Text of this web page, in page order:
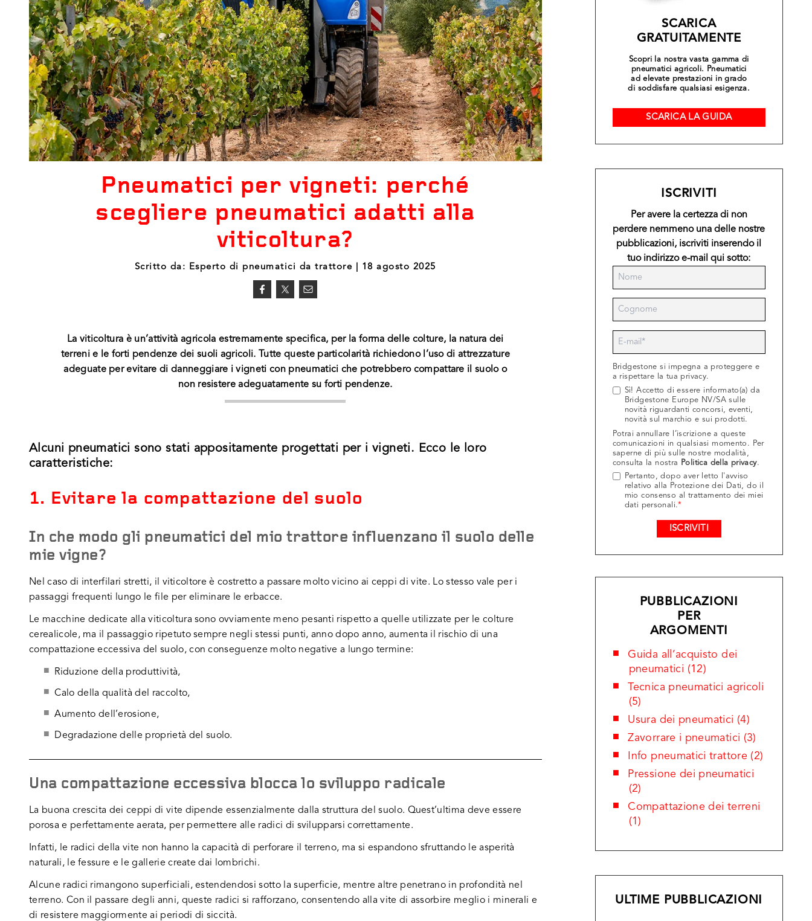
Pneumatici per vigneti: perché
scegliere pneumatici adatti alla
viticoltura?
Scritto da: Esperto di pneumatici da trattore | 18 agosto 2025
La viticoltura è un’attività agricola estremamente specifica, per la forma delle colture, la natura dei
terreni e le forti pendenze dei suoli agricoli. Tutte queste particolarità richiedono l’uso di attrezzature
adeguate per evitare di danneggiare i vigneti con pneumatici che potrebbero compattare il suolo o
non resistere adeguatamente su forti pendenze.
Alcuni pneumatici sono stati appositamente progettati per i vigneti. Ecco le loro
caratteristiche:
1. Evitare la compattazione del suolo
In che modo gli pneumatici del mio trattore influenzano il suolo delle
mie vigne?
Nel caso di interfilari stretti, il viticoltore è costretto a passare molto vicino ai ceppi di vite. Lo stesso vale per i
passaggi frequenti lungo le file per eliminare le erbacce.
Le macchine dedicate alla viticoltura sono ovviamente meno pesanti rispetto a quelle utilizzate per le colture
cerealicole, ma il passaggio ripetuto sempre negli stessi punti, anno dopo anno, aumenta il rischio di una
compattazione eccessiva del suolo, con conseguenze molto negative a lungo termine:
Riduzione della produttività,
Calo della qualità del raccolto,
Aumento dell’erosione,
Degradazione delle proprietà del suolo.
Una compattazione eccessiva blocca lo sviluppo radicale
La buona crescita dei ceppi di vite dipende essenzialmente dalla struttura del suolo. Quest’ultima deve essere
porosa e perfettamente aerata, per permettere alle radici di svilupparsi correttamente.
Infatti, le radici della vite non hanno la capacità di perforare il terreno, ma si espandono sfruttando le asperità
naturali, le fessure e le gallerie create dai lombrichi.
Alcune radici rimangono superficiali, estendendosi sotto la superficie, mentre altre penetrano in profondità nel
terreno. Con il passare degli anni, queste radici si rafforzano, consentendo alla vite di assorbire meglio i minerali e
di resistere maggiormente ai periodi di siccità.
SCARICA
GRATUITAMENTE
Scopri la nostra vasta gamma di
pneumatici agricoli. Pneumatici
ad elevate prestazioni in grado
di soddisfare qualsiasi esigenza.
SCARICA LA GUIDA
ISCRIVITI
Per avere la certezza di non
perdere nemmeno una delle nostre
pubblicazioni, iscriviti inserendo il
tuo indirizzo e-mail qui sotto:
Bridgestone si impegna a proteggere e
a rispettare la tua privacy.
Sì! Accetto di essere informato(a) da
Bridgestone Europe NV/SA sulle
novità riguardanti concorsi, eventi,
novità sul marchio e sui prodotti.
Potrai annullare l’iscrizione a queste
comunicazioni in qualsiasi momento. Per
saperne di più sulle nostre modalità,
consulta la nostra
Politica della privacy.
Pertanto, dopo aver letto l'avviso
relativo alla Protezione dei Dati, do il
mio consenso al trattamento dei miei
dati personali.*
PUBBLICAZIONI
PER
ARGOMENTI
Guida all’acquisto dei
pneumatici (12)
Tecnica pneumatici agricoli
(5)
Usura dei pneumatici (4)
Zavorrare i pneumatici (3)
Info pneumatici trattore (2)
Pressione dei pneumatici
(2)
Compattazione dei terreni
(1)
ULTIME PUBBLICAZIONI